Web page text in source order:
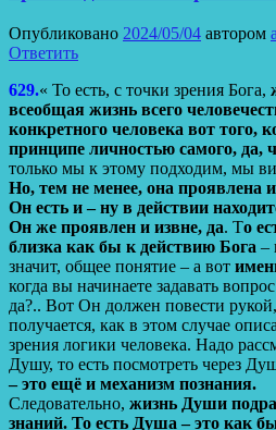
Опубликовано 2024/05/04 автором
Ответить
629.« То есть, с точки зрения Бога,
всеобщая жизнь всего
конкретного человека вот того,
принципе личностью самого, да,
только мы к этому подходим, мы
Но, тем не менее, она проявлена
Он есть и – ну в действии
Он же проявлен и извне, да. То
близка как бы к действию Бога –
значит, общее понятие – а вот
когда вы начинаете задавать
да?.. Вот Он должен повести
получается, как в этом случае
зрения логики человека. Надо
Душу, то есть посмотреть через
– это ещё и механизм познания.
Следовательно, жизнь Души
знаний. То есть Душа – это как